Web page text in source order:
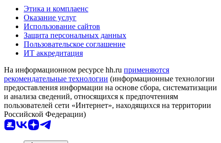
Этика и комплаенс
Оказание услуг
Использование сайтов
Защита персональных данных
Пользовательское соглашение
ИТ аккредитация
На информационном ресурсе hh.ru применяются
рекомендательные технологии (информационные технологии
предоставления информации на основе сбора, систематизации
и анализа сведений, относящихся к предпочтениям
пользователей сети «Интернет», находящихся на территории
Российской Федерации)